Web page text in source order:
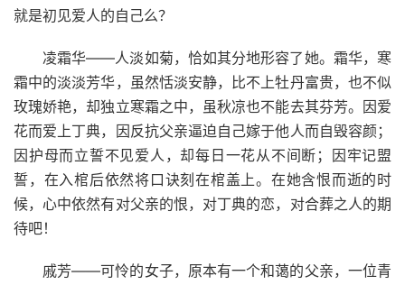
就是初见爱人的自己么？
凌霜华——人淡如菊，恰如其分地形容了她。霜华，寒
霜中的淡淡芳华，虽然恬淡安静，比不上牡丹富贵，也不似
玫瑰娇艳，却独立寒霜之中，虽秋凉也不能去其芬芳。因爱
花而爱上丁典，因反抗父亲逼迫自己嫁于他人而自毁容颜；
因护母而立誓不见爱人，却每日一花从不间断；因牢记盟
誓，在入棺后依然将口诀刻在棺盖上。在她含恨而逝的时
候，心中依然有对父亲的恨，对丁典的恋，对合葬之人的期
待吧！
戚芳——可怜的女子，原本有一个和蔼的父亲，一位青